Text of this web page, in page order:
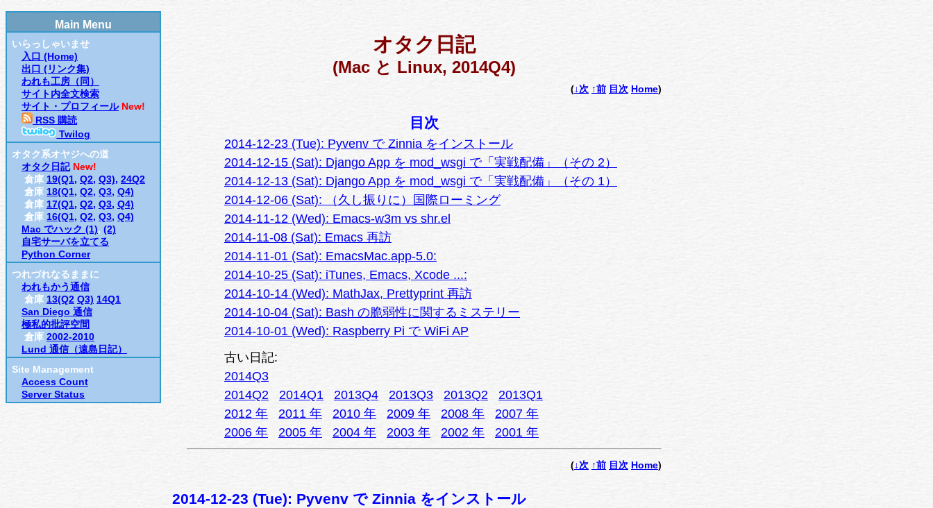
Main Menu
いらっしゃいませ
入口 (Home)
出口 (リンク集)
われも工房（同）
サイト内全文検索
サイト・プロフィール New!
RSS 購読
Twilog
オタク系オヤジへの道
オタク日記 New!
倉庫 19(Q1, Q2, Q3), 24Q2
倉庫 18(Q1, Q2, Q3, Q4)
倉庫 17(Q1, Q2, Q3, Q4)
倉庫 16(Q1, Q2, Q3, Q4)
Mac でハック (1), (2)
自宅サーバを立てる
Python Corner
つれづれなるままに
われもかう通信
倉庫 13(Q2 Q3) 14Q1
San Diego 通信
極私的批評空間
倉庫 2002-2010
Lund 通信（遠島日記）
Site Management
Access Count
Server Status
オタク日記
(Mac と Linux, 2014Q4)
(↓次 ↑前 目次 Home)
目次
2014-12-23 (Tue): Pyvenv で Zinnia をインストール
2014-12-15 (Sat): Django App を mod_wsgi で「実戦配備」（その 2）
2014-12-13 (Sat): Django App を mod_wsgi で「実戦配備」（その 1）
2014-12-06 (Sat): （久し振りに）国際ローミング
2014-11-12 (Wed): Emacs-w3m vs shr.el
2014-11-08 (Sat): Emacs 再訪
2014-11-01 (Sat): EmacsMac.app-5.0:
2014-10-25 (Sat): iTunes, Emacs, Xcode ...:
2014-10-14 (Wed): MathJax, Prettyprint 再訪
2014-10-04 (Sat): Bash の脆弱性に関するミステリー
2014-10-01 (Wed): Raspberry Pi で WiFi AP
古い日記:
2014Q3
2014Q2
2014Q1 2013Q4 2013Q3 2013Q2
2013Q1
2012 年
2011 年 2010 年 2009 年 2008 年
2007 年
2006 年
2005 年 2004 年 2003 年 2002 年 2001 年
(↓次 ↑前 目次 Home)
2014-12-23 (Tue): Pyvenv で Zinnia をインストール